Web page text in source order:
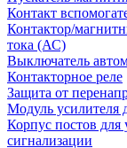
Контакт
Контактор/
тока (АС)
Выключатель
Контакторное реле
Защита от
Модуль усилителя
Корпус постов для
сигнализации